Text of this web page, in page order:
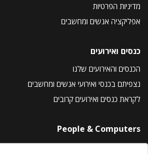
מדיניות הפרטיות
אפליקציה אנשים ומחשבים
כנסים ואירועים
הכנסים והאירועים שלנו
נצפיתם בכנסי ואירועי אנשים ומחשבים
לקראת כנסים ואירועים קרובים
People & Computers
About Us